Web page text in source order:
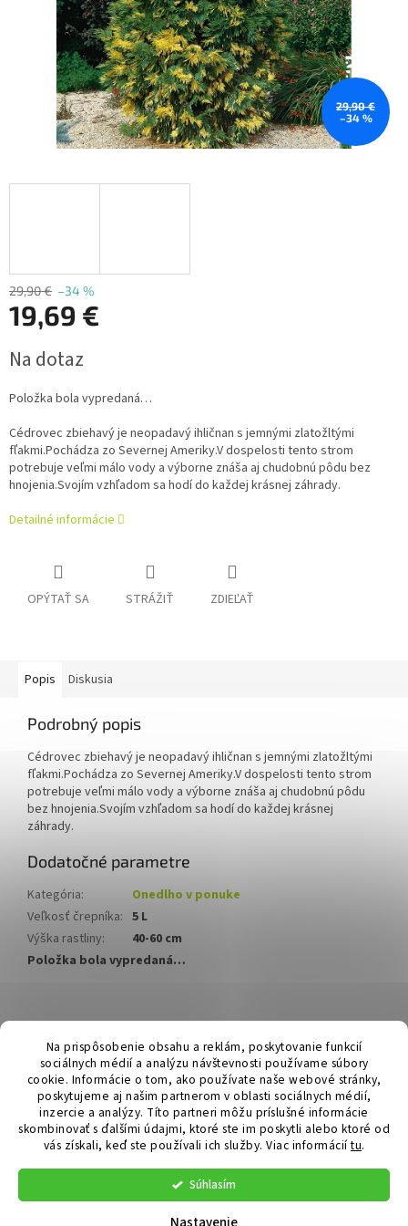
Na prispôsobenie obsahu a reklám, poskytovanie funkcií
sociálnych médií a analýzu návštevnosti používame súbory
cookie. Informácie o tom, ako používate naše webové stránky,
poskytujeme aj našim partnerom v oblasti sociálnych médií,
inzercie a analýzy. Títo partneri môžu príslušné informácie
skombinovať s ďalšími údajmi, ktoré ste im poskytli alebo ktoré od
vás získali, keď ste používali ich služby. Viac informáciítu.
Súhlasím
29,90 €
–34 %
29,90 € –34 %
19,69 €
cena:
Na dotaz
Položka bola vypredaná…
Cédrovec zbiehavý je neopadavý ihličnan s jemnými zlatožltými
fľakmi.Pochádza zo Severnej Ameriky.V dospelosti tento strom
potrebuje veľmi málo vody a výborne znáša aj chudobnú pôdu bez
hnojenia.Svojím vzhľadom sa hodí do každej krásnej záhrady.
Detailné informácie
OPÝTAŤ SA STRÁŽIŤ ZDIEĽAŤ
Popis Diskusia
Podrobný popis
Cédrovec zbiehavý je neopadavý ihličnan s jemnými zlatožltými
fľakmi.Pochádza zo Severnej Ameriky.V dospelosti tento strom
potrebuje veľmi málo vody a výborne znáša aj chudobnú pôdu
bez hnojenia.Svojím vzhľadom sa hodí do každej krásnej
záhrady.
Dodatočné parametre
Kategória:
Onedlho v ponuke
Veľkosť črepníka: 5 L
Výška rastliny:
40-60 cm
Položka bola vypredaná…
á
Hurmikaki.com
Vytvoril Shoptet